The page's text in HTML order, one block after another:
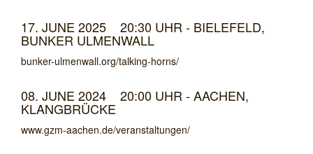
17. JUNE 2025 20:30 UHR - BIELEFELD,
BUNKER ULMENWALL
bunker-ulmenwall.org/talking-horns/
08. JUNE 2024 20:00 UHR - AACHEN,
KLANGBRÜCKE
www.gzm-aachen.de/veranstaltungen/